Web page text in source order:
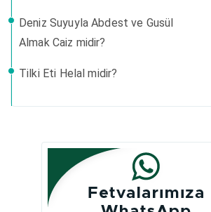
Deniz Suyuyla Abdest ve Gusül
Almak Caiz midir?
Tilki Eti Helal midir?